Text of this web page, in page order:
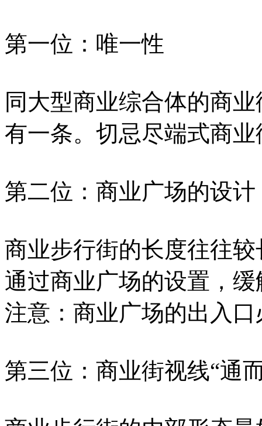
第一位：唯一性
同大型商业综合体的商
有一条。切忌尽端式商
第二位：商业广场的设计
商业步行街的长度往往
通过商业广场的设置，
注意：商业广场的出入
第三位：商业街视线“通